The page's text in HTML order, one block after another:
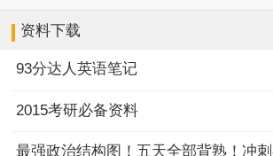
资料下载
93分达人英语笔记
2015考研必备资料